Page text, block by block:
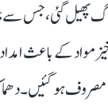
پھیل گئی، جس سے
کے باعث
ہو گئیں۔